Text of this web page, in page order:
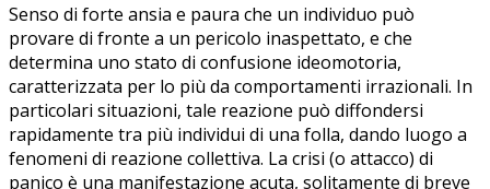
Senso di forte ansia e paura che un individuo può
provare di fronte a un pericolo inaspettato, e che
determina uno stato di confusione ideomotoria,
caratterizzata per lo più da comportamenti irrazionali. In
particolari situazioni, tale reazione può diffondersi
rapidamente tra più individui di una folla, dando luogo a
fenomeni di reazione collettiva. La crisi (o attacco) di
panico è una manifestazione acuta, solitamente di breve